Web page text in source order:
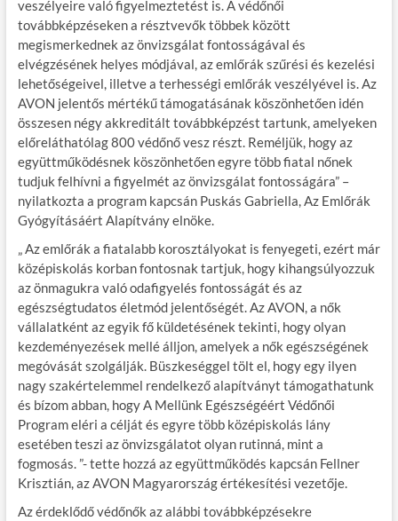
veszélyeire való figyelmeztetést is. A védőnői
továbbképzéseken a résztvevők többek között
megismerkednek az önvizsgálat fontosságával és
elvégzésének helyes módjával, az emlőrák szűrési és kezelési
lehetőségeivel, illetve a terhességi emlőrák veszélyével is. Az
AVON jelentős mértékű támogatásának köszönhetően idén
összesen négy akkreditált továbbképzést tartunk, amelyeken
előreláthatólag 800 védőnő vesz részt. Reméljük, hogy az
együttműködésnek köszönhetően egyre több fiatal nőnek
tudjuk felhívni a figyelmét az önvizsgálat fontosságára” –
nyilatkozta a program kapcsán Puskás Gabriella, Az Emlőrák
Gyógyításáért Alapítvány elnöke.
„ Az emlőrák a fiatalabb korosztályokat is fenyegeti, ezért már
középiskolás korban fontosnak tartjuk, hogy kihangsúlyozzuk
az önmagukra való odafigyelés fontosságát és az
egészségtudatos életmód jelentőségét. Az AVON, a nők
vállalatként az egyik fő küldetésének tekinti, hogy olyan
kezdeményezések mellé álljon, amelyek a nők egészségének
megóvását szolgálják. Büszkeséggel tölt el, hogy egy ilyen
nagy szakértelemmel rendelkező alapítványt támogathatunk
és bízom abban, hogy A Mellünk Egészségéért Védőnői
Program eléri a célját és egyre több középiskolás lány
esetében teszi az önvizsgálatot olyan rutinná, mint a
fogmosás. ”- tette hozzá az együttműködés kapcsán Fellner
Krisztián, az AVON Magyarország értékesítési vezetője.
Az érdeklődő védőnők az alábbi továbbképzésekre